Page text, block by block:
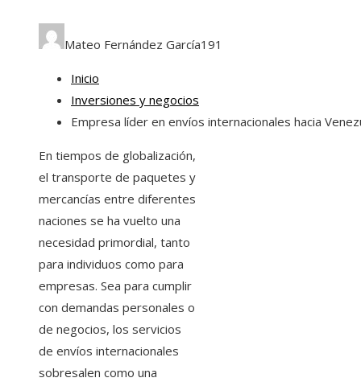
Mateo Fernández García191
Inicio
Inversiones y negocios
Empresa líder en envíos internacionales hacia
En tiempos de globalización,
el transporte de paquetes y
mercancías entre diferentes
naciones se ha vuelto una
necesidad primordial, tanto
para individuos como para
empresas. Sea para cumplir
con demandas personales o
de negocios, los servicios
de envíos internacionales
sobresalen como una